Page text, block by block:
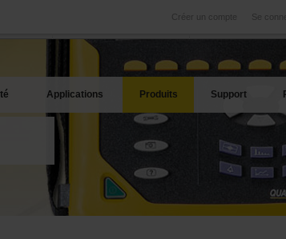
Se
Créer un compte
International
Nos filiales à l'étranger
Nos meilleures
Applications Produits Support